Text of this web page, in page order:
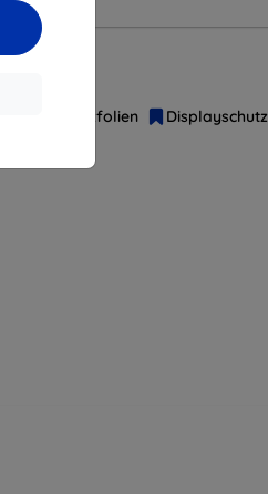
Schutzfolien Displayschutz